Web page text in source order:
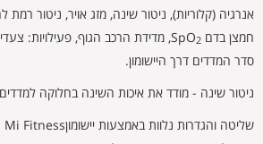
אנרגיה (קלוריות), ניטור שינה, מזג אויר, ניטור
חמצן בדם SpO 2
, מדידת הרכב הגוף, פעילויות:
סדר המדדים דרך היישומון.
ניטור שינה - מודד את איכות השינה בחלוקה